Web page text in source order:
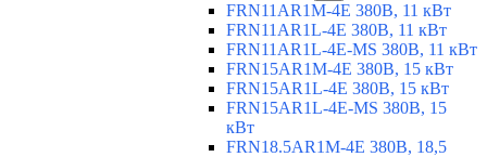
FRN11AR1M-4E 380В, 11 кВт
FRN11AR1L-4E 380В, 11 кВт
FRN11AR1L-4E-MS 380В, 11 кВт
FRN15AR1M-4E 380В, 15 кВт
FRN15AR1L-4E 380В, 15 кВт
FRN15AR1L-4E-MS 380В, 15
кВт
FRN18.5AR1M-4E 380В, 18,5